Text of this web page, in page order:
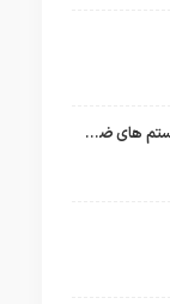
بهترین نسخه ویندوز 7 برای سیستم های ضعیف